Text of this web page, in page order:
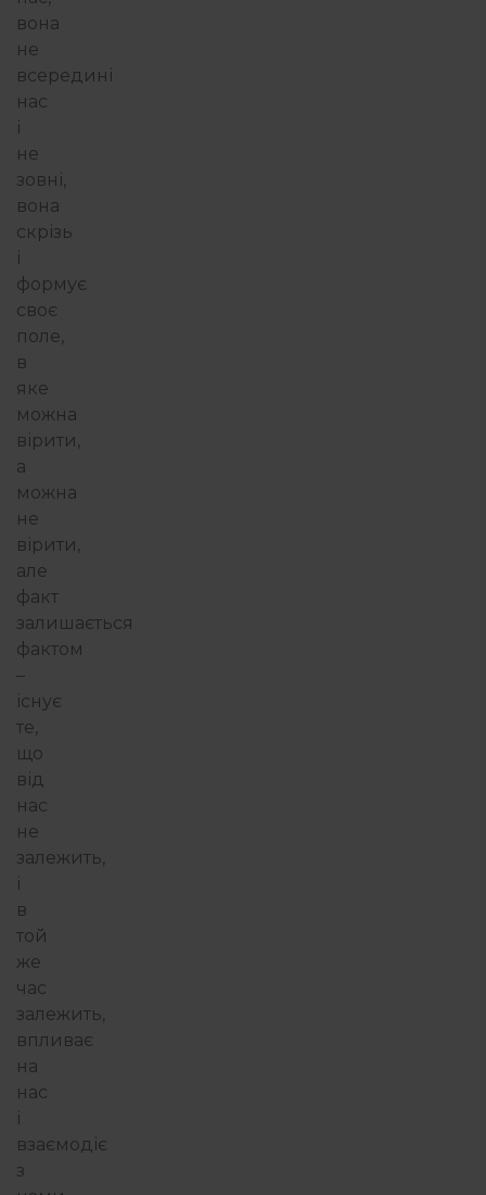
вона
не
всередині
нас
і
не
зовні,
вона
скрізь
і
формує
своє
поле,
в
яке
можна
вірити,
а
можна
не
вірити,
але
факт
залишається
фактом
–
існує
те,
що
від
нас
не
залежить,
і
в
той
же
час
залежить,
впливає
на
нас
і
взаємодіє
з